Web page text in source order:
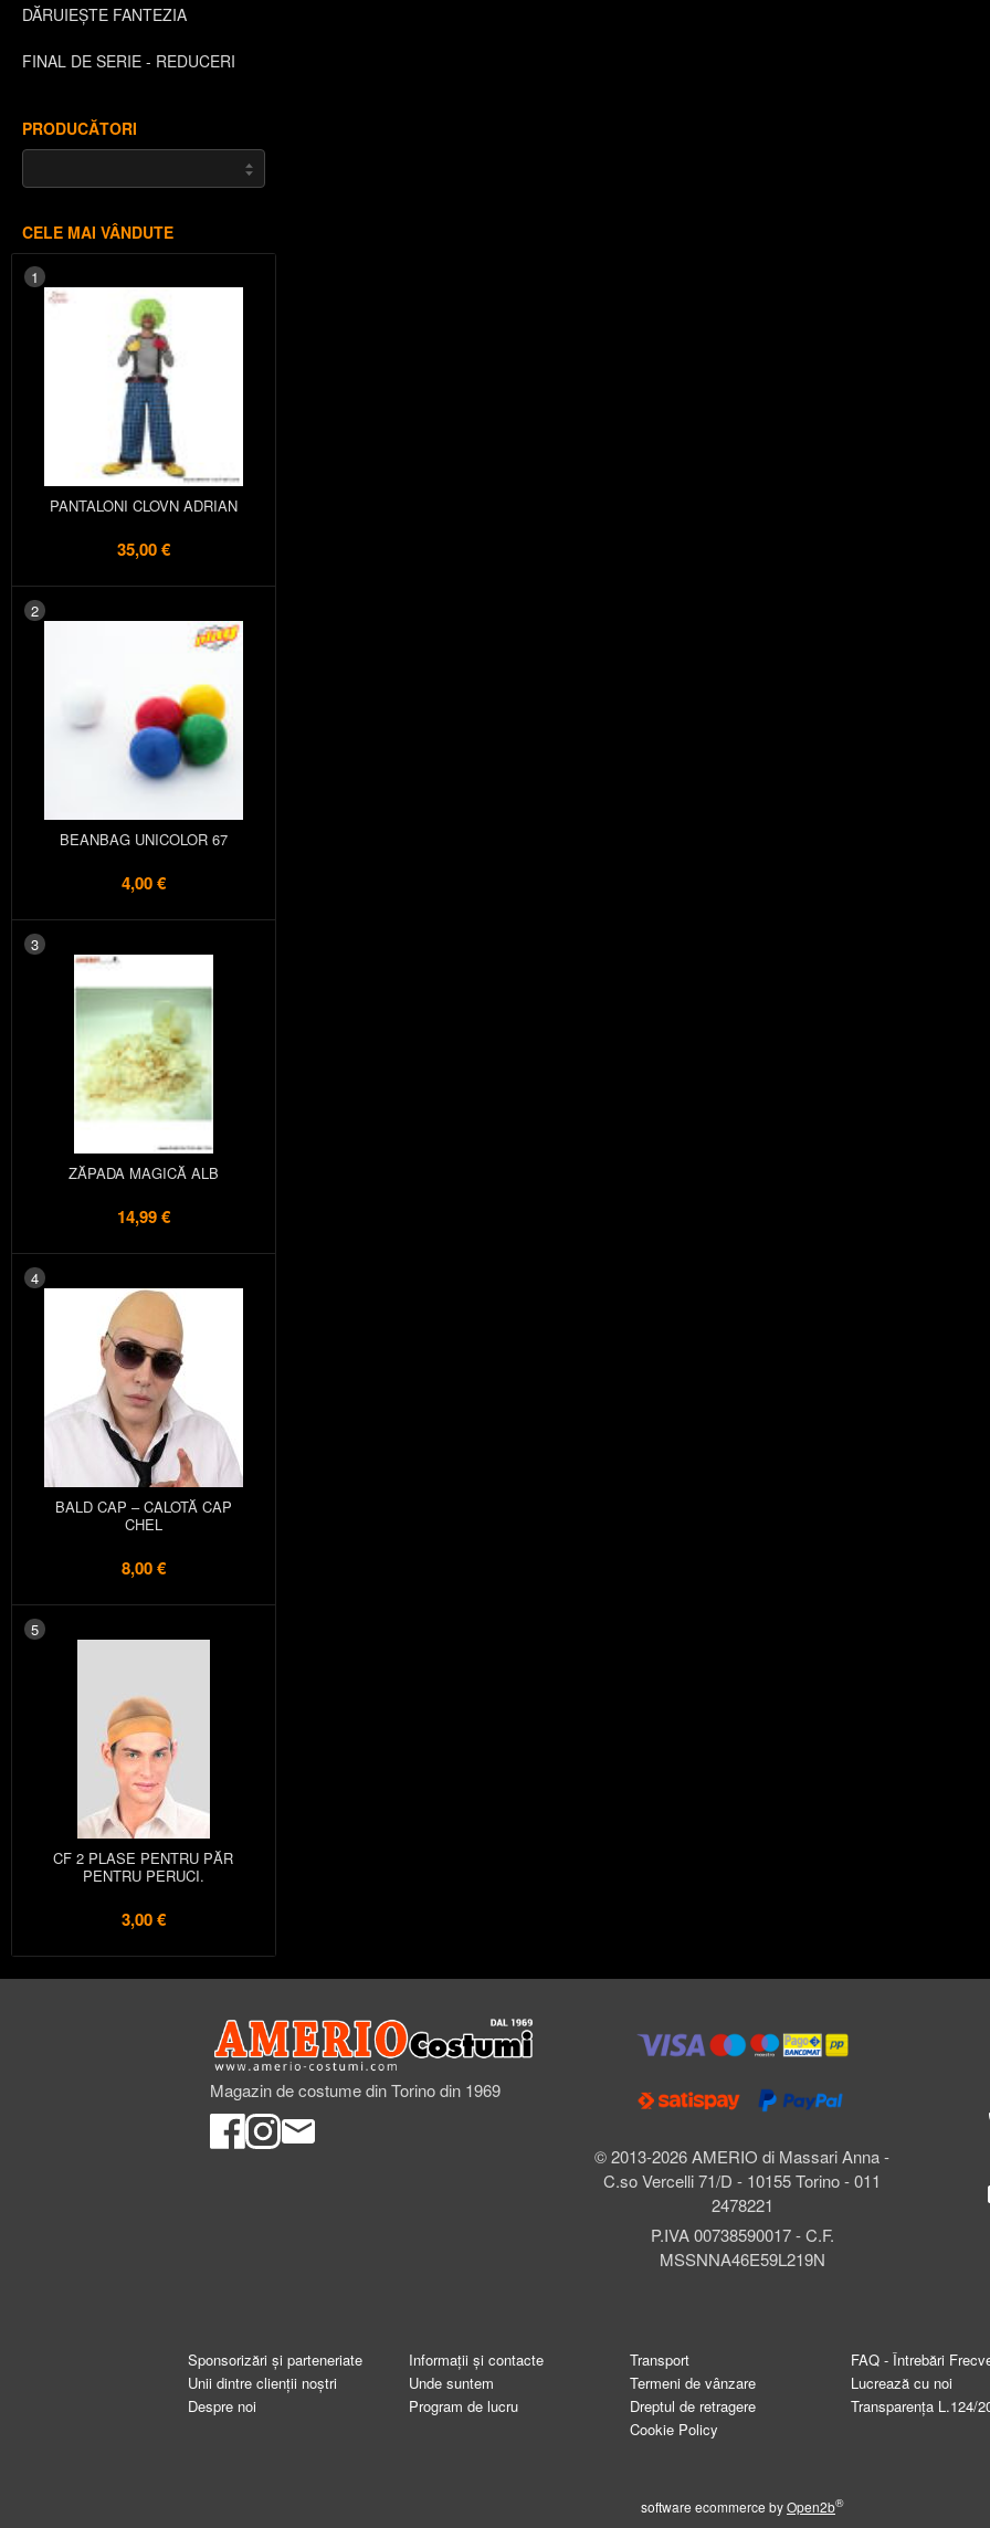
DĂRUIEȘTE FANTEZIA
FINAL DE SERIE - REDUCERI
PRODUCĂTORI
CELE MAI VÂNDUTE
1
PANTALONI CLOVN ADRIAN
35,00 €
2
BEANBAG UNICOLOR 67
4,00 €
3
ZĂPADA MAGICĂ ALB
14,99 €
4
BALD CAP – CALOTĂ CAP
CHEL
8,00 €
5
CF 2 PLASE PENTRU PĂR
PENTRU PERUCI.
3,00 €
Magazin de costume din Torino din 1969
© 2013-2026 AMERIO di Massari Anna -
C.so Vercelli 71/D - 10155 Torino - 011
2478221
P.IVA 00738590017 - C.F.
MSSNNA46E59L219N
Sponsorizări și parteneriate
Unii dintre clienții noștri
Despre noi
Informații și contacte
Unde suntem
Program de lucru
Transport
Termeni de vânzare
Dreptul de retragere
Cookie Policy
FAQ - Întrebări
Lucrează cu noi
Transparența L.124/
software ecommerce byOpen2b®